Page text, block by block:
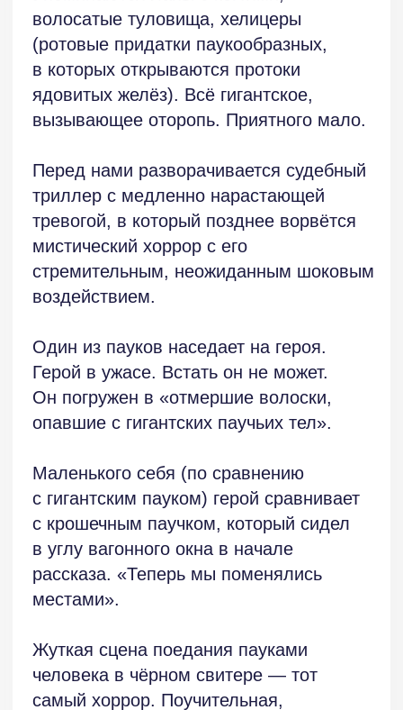
женщине Еве и её взаимоотношениях
с Адамом и змеем. «Убей паука!» —
требует «Ева», девочка-соседка. Нам
неизвестно, кто в данном случае
выступил в роли змея-искусителя,
но можно догадаться, что не обошлось
без участия теперешних судей.
к предложению Евы — вкусить
плоды — Адам, что он думал
и чувствовал. Герой рассказа «Пауки-
боги», вспоминая теперь эпизод
из своего детства, не может понять,
почему тогда послушал девочку.
Девочка ставит условие: «Ты либо его
убьёшь, либо я домой!».
Через много лет угроза девочки кажется
герою смешной. «В детстве же всё
представляется иначе».
изуродован мальчиком. У него
нами, раненый гигант. «- Зачем ты это
сделал?» — а под силу ли большинству
людей ответить на этот вопрос?
Не слишком ли он сложен?
Интересно, что в версии автора «Ева»
не пострадала и она-то как раз
отправилась в рай, тот самый, который
Правда, и процесс возвращения «Евы»
своеобразное. «Рай, путь в который
пролегает через отмершую паучью
«МЕСТО»
В тексте рассказа «Место» есть
сильные моменты. Вот два из них:
часы — в дни и годы, заставляет сидеть
и вслушиваться в ледяные порывы
ветра: донесут ли они звуки поезда…».